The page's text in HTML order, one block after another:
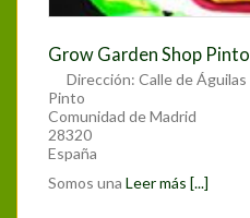
Grow Garden Shop Pinto
Dirección:Calle de Águilas
Pinto
Comunidad de Madrid
28320
España
Somos una Leer más [...]